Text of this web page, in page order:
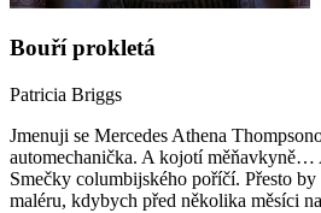
Bouří prokletá
Patricia Briggs
Jmenuji se Mercedes Athena
automechanička. A kojotí
Smečky columbijského poříčí. Přesto
maléru, kdybych před několika měsíci